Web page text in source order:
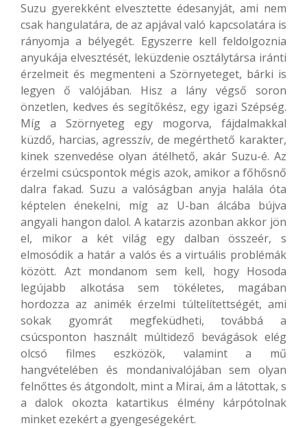
Suzu gyerekként elvesztette édesanyját, ami nem
csak hangulatára, de az apjával való kapcsolatára is
rányomja a bélyegét. Egyszerre kell feldolgoznia
anyukája elvesztését, leküzdenie osztálytársa iránti
érzelmeit és megmenteni a Szörnyeteget, bárki is
legyen ő valójában. Hisz a lány végső soron
önzetlen, kedves és segítőkész, egy igazi Szépség.
Míg a Szörnyeteg egy mogorva, fájdalmakkal
küzdő, harcias, agresszív, de megérthető karakter,
kinek szenvedése olyan átélhető, akár Suzu-é. Az
érzelmi csúcspontok mégis azok, amikor a főhősnő
dalra fakad. Suzu a valóságban anyja halála óta
képtelen énekelni, míg az U-ban álcába bújva
angyali hangon dalol. A katarzis azonban akkor jön
el, mikor a két világ egy dalban összeér, s
elmosódik a határ a valós és a virtuális problémák
között. Azt mondanom sem kell, hogy Hosoda
legújabb alkotása sem tökéletes, magában
hordozza az animék érzelmi túltelítettségét, ami
sokak gyomrát megfeküdheti, továbbá a
csúcsponton használt múltidező bevágások elég
olcsó filmes eszközök, valamint a mű
hangvételében és mondanivalójában sem olyan
felnőttes és átgondolt, mint a Mirai, ám a látottak, s
a dalok okozta katartikus élmény kárpótolnak
minket ezekért a gyengeségekért.